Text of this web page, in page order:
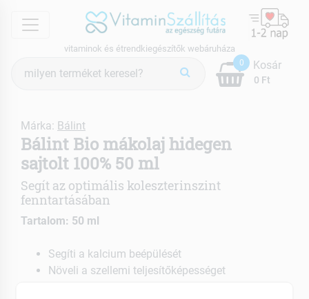
menu
vitaminok és étrendkiegészítők webáruháza
keresés
0
0 Ft
Kosár
Márka: Bálint
Bálint Bio mákolaj hidegen
sajtolt 100% 50 ml
Segít az optimális koleszterinszint
fenntartásában
Tartalom: 50 ml
Segíti a kalcium beépülését
Növeli a szellemi teljesítőképességet